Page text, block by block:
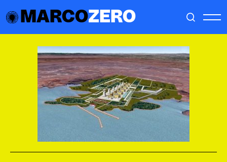
MARCOZERO